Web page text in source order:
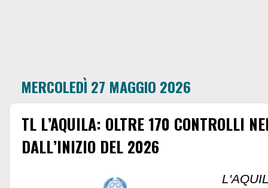
MERCOLEDÌ 27 MAGGIO 2026
TL L’AQUILA: OLTRE 170 CONTROLLI
DALL’INIZIO DEL 2026